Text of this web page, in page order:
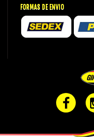
FORMAS DE ENVIO